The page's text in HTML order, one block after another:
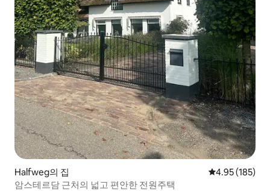
Halfweg의 집 평점 4.95점(5
4.95 (185)
암스테르담 근처의 넓고 편안한 전원주택